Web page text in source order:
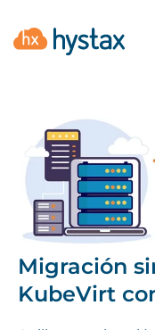
Migración
KubeVirt